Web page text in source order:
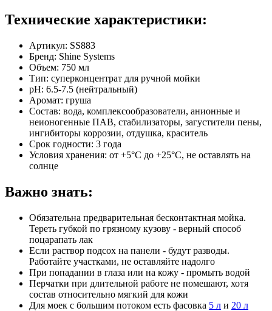
Технические характеристики:
Артикул: SS883
Бренд: Shine Systems
Объем: 750 мл
Тип: суперконцентрат для ручной мойки
pH: 6.5-7.5 (нейтральный)
Аромат: груша
Состав: вода, комплексообразователи, анионные и
неионогенные ПАВ, стабилизаторы, загустители пены,
ингибиторы коррозии, отдушка, краситель
Срок годности: 3 года
Условия хранения: от +5°C до +25°C, не оставлять на
солнце
Важно знать:
Обязательна предварительная бесконтактная мойка.
Тереть губкой по грязному кузову - верный способ
поцарапать лак
Если раствор подсох на панели - будут разводы.
Работайте участками, не оставляйте надолго
При попадании в глаза или на кожу - промыть водой
Перчатки при длительной работе не помешают, хотя
состав относительно мягкий для кожи
Для моек с большим потоком есть фасовка 5 л и 20 л